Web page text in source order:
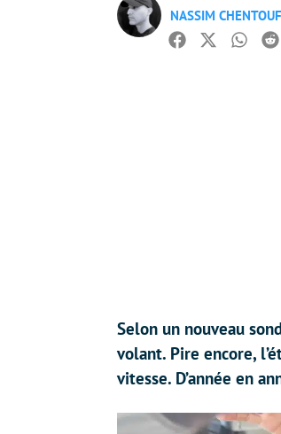
NASSIM CHENTOUF
Facebook
Twitter
Selon un nouveau
volant. Pire encore,
vitesse. D’année en